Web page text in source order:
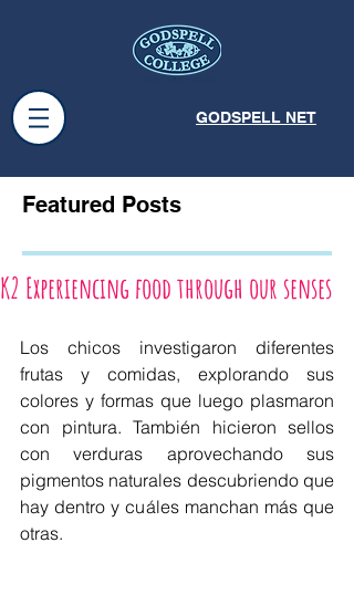
GODSPELL NET
Featured Posts
K2 Experiencing food through our senses
Los chicos investigaron diferentes
frutas y comidas, explorando sus
colores y formas que luego plasmaron
con pintura. También hicieron sellos
con verduras aprovechando sus
pigmentos naturales descubriendo que
hay dentro y cuáles manchan más que
otras.